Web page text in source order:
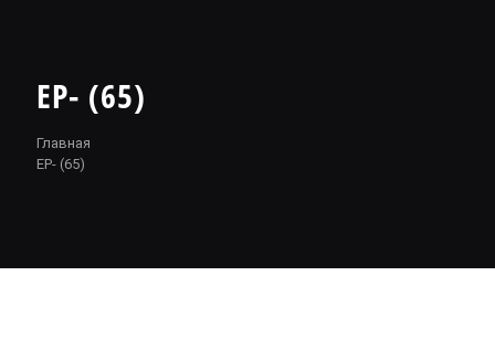
EP- (65)
Главная
EP- (65)